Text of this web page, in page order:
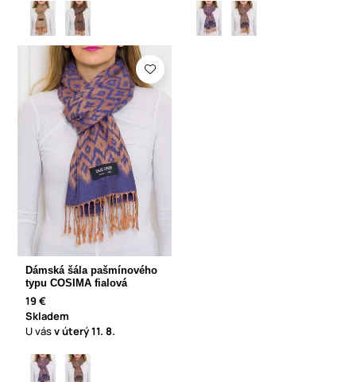
Dámská šála pašmínového
typu COSIMA fialová
19 €
Skladem
U vásv úterý11. 8.